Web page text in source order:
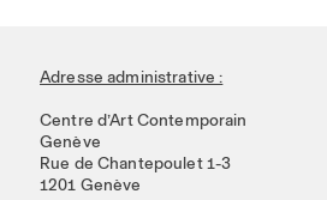
Adresse administrative :
Centre d’Art Contemporain
Genève
Rue de Chantepoulet 1-3
1201 Genève